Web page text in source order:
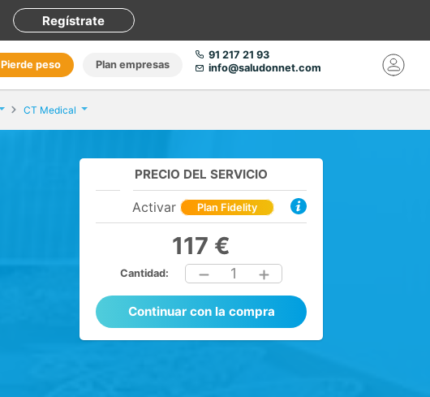
Regístrate
Pierde peso Plan empresas
91 217 21 93
info@saludonnet.com
CT Medical
PRECIO DEL SERVICIO
Activar Plan Fidelity
117 €
Cantidad: 1
Continuar con la compra